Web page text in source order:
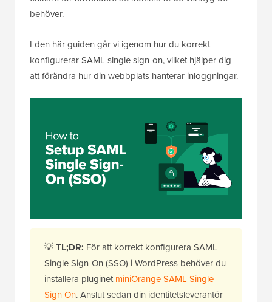
behöver.
I den här guiden går vi igenom hur du korrekt
konfigurerar SAML single sign-on, vilket hjälper dig
att förändra hur din webbplats hanterar inloggningar.
💡TL;DR: För att korrekt konfigurera SAML
Single Sign-On (SSO) i WordPress behöver du
installera pluginetminiOrange SAML Single
Sign On. Anslut sedan din identitetsleverantör